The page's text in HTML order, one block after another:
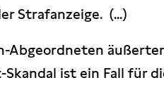
Strafanzeige. (...)
Abgeordneten
Skandal ist ein Fall für